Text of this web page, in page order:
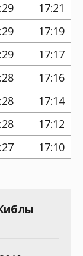
17:21
17:19
17:17
17:16
17:14
17:12
17:10